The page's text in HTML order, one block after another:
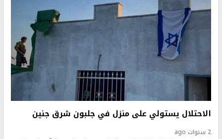
الاحتلال يستولي على منزل في جلبون شرق جنين
2 سنوات ago